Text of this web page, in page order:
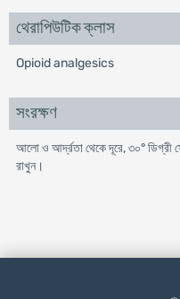
থেরাপিউটিক ক্লাস
Opioid analgesics
সংরক্ষণ
আলো ও আর্দ্রতা থেকে দূরে, ৩০° ডিগ্রী
রাখুন।